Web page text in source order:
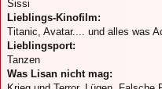
Sissi
Lieblings-Kinofilm:
Titanic, Avatar.... und alles was
Lieblingsport:
Tanzen
Was Lisan nicht mag: